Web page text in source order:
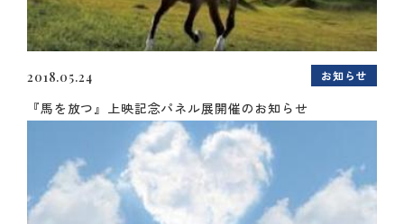
2018.05.24 お知らせ
『馬を放つ』上映記念パネル展開催のお知らせ